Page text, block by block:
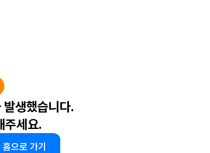
발생했습니다.
주세요.
홈으로 가기